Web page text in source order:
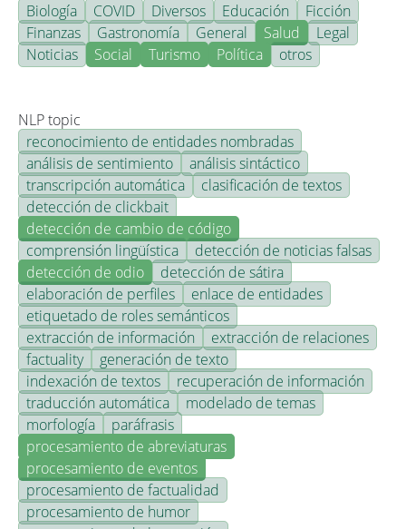
Biología
COVID Diversos Educación
Ficción
Finanzas
Gastronomía General Salud
Legal
Noticias
Social Turismo Política otros
NLP topic
reconocimiento de entidades nombradas
análisis de sentimiento
análisis sintáctico
transcripción automática
clasificación de textos
detección de clickbait
detección de cambio de código
comprensión lingüística
detección de noticias falsas
detección de odio
detección de sátira
elaboración de perfiles
enlace de entidades
etiquetado de roles semánticos
extracción de información
extracción de relaciones
factuality
generación de texto
indexación de textos
recuperación de información
traducción automática
modelado de temas
morfología
paráfrasis
procesamiento de abreviaturas
procesamiento de eventos
procesamiento de factualidad
procesamiento de humor